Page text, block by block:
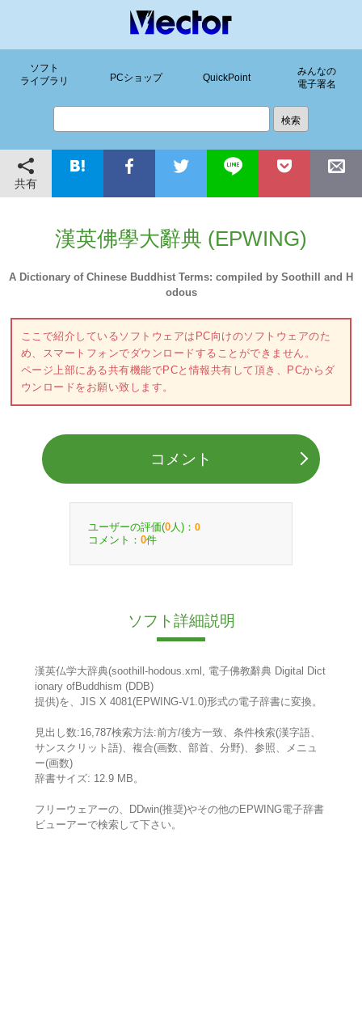
ソフト
ライブラリ
PCショップ QuickPoint
みんなの
電子署名
共有
漢英佛學大辭典 (EPWING)
A Dictionary of Chinese Buddhist Terms: compiled by Soothill and H
odous
ここで紹介しているソフトウェアはPC向けのソフトウェアのた
め、スマートフォンでダウンロードすることができません。
ページ上部にある共有機能でPCと情報共有して頂き、PCからダ
ウンロードをお願い致します。
コメント
ユーザーの評価(0 人)： 0
コメント： 0件
ソフト詳細説明
漢英仏学大辞典(soothill-hodous.xml, 電子佛教辭典 Digital Dict
ionary ofBuddhism (DDB)
提供)を、JIS X 4081(EPWING-V1.0)形式の電子辞書に変換。
見出し数:16,787検索方法:前方/後方一致、条件検索(漢字語、
サンスクリット語)、複合(画数、部首、分野)、参照、メニュ
ー(画数)
辞書サイズ: 12.9 MB。
フリーウェアーの、DDwin(推奨)やその他のEPWING電子辞書
ビューアーで検索して下さい。